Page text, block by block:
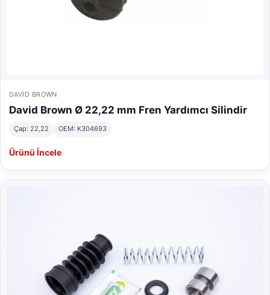
DAVID BROWN
David Brown Ø 22,22 mm Fren Yardımcı Silindir
Çap: 22,22 OEM: K304693
Ürünü İncele